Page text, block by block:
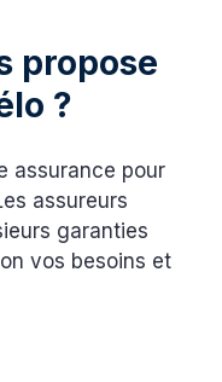
propose
?
assurance pour
assureurs
garanties
vos besoins et